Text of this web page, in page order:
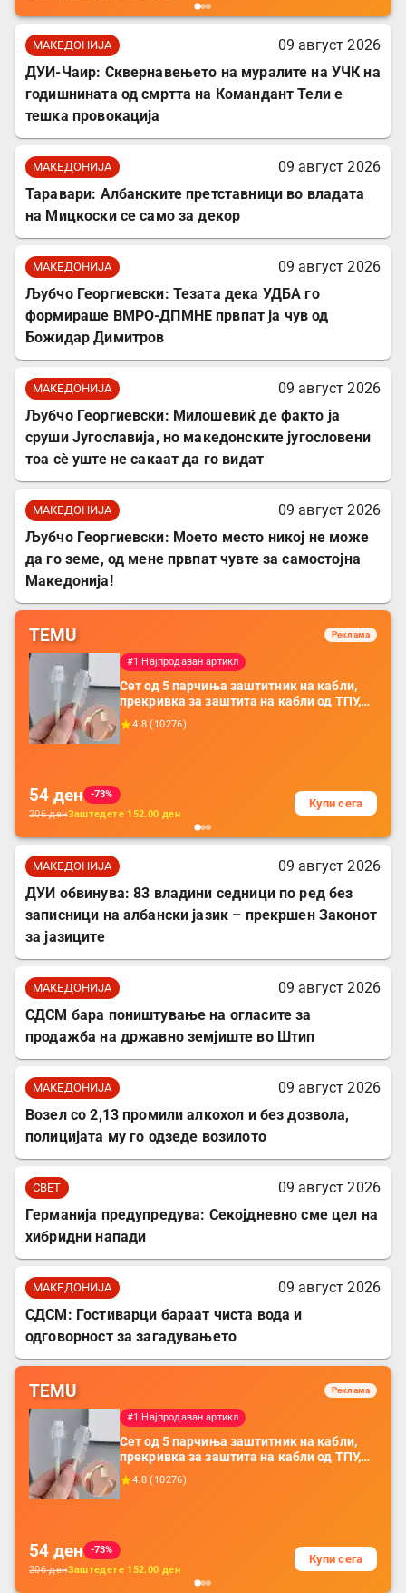
МАКЕДОНИЈА
09 август 2026
ДУИ-Чаир: Сквернавењето на муралите на УЧК на
годишнината од смртта на Командант Тели е
тешка провокација
МАКЕДОНИЈА
09 август 2026
Таравари: Албанските претставници во владата
на Мицкоски се само за декор
МАКЕДОНИЈА
09 август 2026
Љубчо Георгиевски: Тезата дека УДБА го
формираше ВМРО-ДПМНЕ првпат ја чув од
Божидар Димитров
МАКЕДОНИЈА
09 август 2026
Љубчо Георгиевски: Милошевиќ де факто ја
сруши Југославија, но македонските југословени
тоа сè уште не сакаат да го видат
МАКЕДОНИЈА
09 август 2026
Љубчо Георгиевски: Моето место никој не може
да го земе, од мене првпат чувте за самостојна
Македонија!
TEMU Реклама
#1 Најпродаван артикл
Сет од 5 парчиња заштитник на кабли,
прекривка за заштита на кабли од ТПУ,
додатоци за заштита на кабли, без
батерија, за мобилни телефони, комплет
4.8 (10276)
54 ден
-73%
206денЗаштедете 152.00 ден
Купи сега
МАКЕДОНИЈА
09 август 2026
ДУИ обвинува: 83 владини седници по ред без
записници на албански јазик – прекршен Законот
за јазиците
МАКЕДОНИЈА
09 август 2026
СДСМ бара поништување на огласите за
продажба на државно земјиште во Штип
МАКЕДОНИЈА
09 август 2026
Возел со 2,13 промили алкохол и без дозвола,
полицијата му го одзеде возилото
СВЕТ
09 август 2026
Германија предупредува: Секојдневно сме цел на
хибридни напади
МАКЕДОНИЈА
09 август 2026
СДСМ: Гостиварци бараат чиста вода и
одговорност за загадувањето
TEMU Реклама
#1 Најпродаван артикл
Сет од 5 парчиња заштитник на кабли,
прекривка за заштита на кабли од ТПУ,
додатоци за заштита на кабли, без
батерија, за мобилни телефони, комплет
4.8 (10276)
54 ден
-73%
206денЗаштедете 152.00 ден
Купи сега